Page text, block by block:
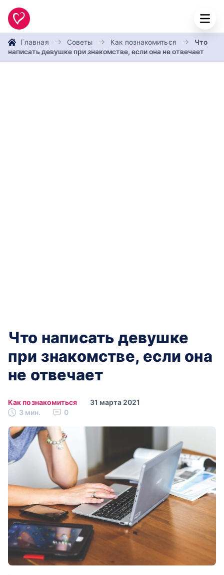
Главная Советы Как познакомиться
Что
написать девушке при знакомстве, если она не отвечает
Что написать девушке
при знакомстве, если она
не отвечает
Как познакомиться
31 марта 2021
3 мин.
0